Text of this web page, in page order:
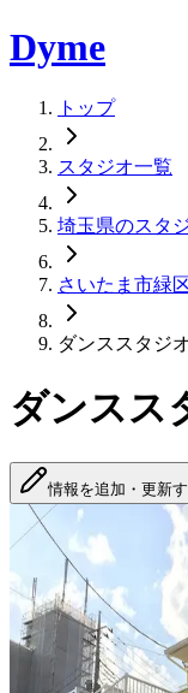
Dyme
トップ
スタジオ一覧
埼玉県のスタ
さいたま市緑
ダンススタジ
ダンスス
情報を追加・更新